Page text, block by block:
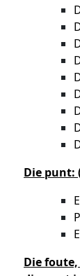
Die punt:
Die